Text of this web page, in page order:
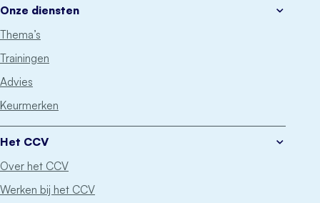
Onze diensten
Thema’s
Trainingen
Advies
Keurmerken
Het CCV
Over het CCV
Werken bij het CCV